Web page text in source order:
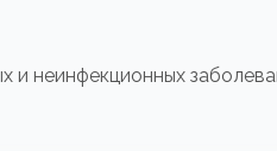
и неинфекционных